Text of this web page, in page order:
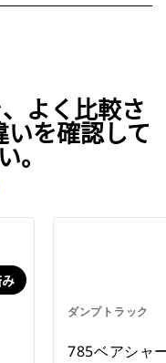
よく比較さ
を確認して
。
ダンプトラック
785ベアシャ